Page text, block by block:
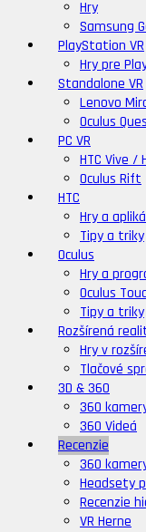
Hry
Samsung
PlayStation VR
Hry pre
Standalone VR
Lenovo
Oculus
PC VR
HTC Vive /
Oculus Rift
HTC
Hry a
Tipy a triky
Oculus
Hry a
Oculus
Tipy a triky
Rozšírená
Hry v
Tlačové
3D & 360
360
360 Videá
Recenzie
360
Headsety
Recenzie
VR Herne